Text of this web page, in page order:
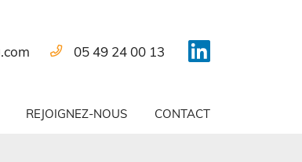
05 49 24 00 13
REJOIGNEZ-NOUS CONTACT